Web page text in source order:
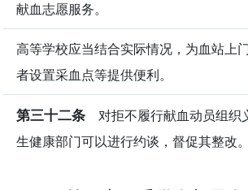
献血志愿服务。
高等学校应当结合实际情况，为血站上
者设置采血点等提供便利。
第三十二条 对拒不履行献血动员组织
生健康部门可以进行约谈，督促其整改。